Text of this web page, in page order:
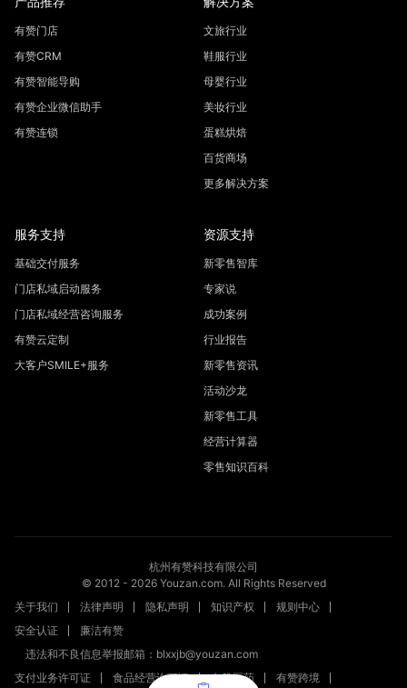
有赞门店
有赞CRM
有赞智能导购
有赞企业微信助手
有赞连锁
文旅行业
鞋服行业
母婴行业
美妆行业
蛋糕烘焙
百货商场
更多解决方案
服务支持
基础交付服务
门店私域启动服务
门店私域经营咨询服务
有赞云定制
大客户SMILE+服务
资源支持
新零售智库
专家说
成功案例
行业报告
新零售资讯
活动沙龙
新零售工具
经营计算器
零售知识百科
杭州有赞科技有限公司
© 2012 - 2026Youzan.com. All Rights Reserved
关于我们
法律声明 隐私声明 知识产权
规则中心
安全认证
廉洁有赞
违法和不良信息举报邮箱：blxxjb@youzan.com
支付业务许可证
食品经营许可证 有赞医药 有赞跨境